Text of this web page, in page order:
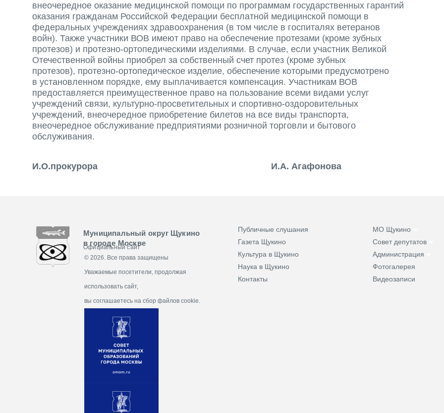
внеочередное оказание медицинской помощи по программам государственных гарантий
оказания гражданам Российской Федерации бесплатной медицинской помощи в
федеральных учреждениях здравоохранения (в том числе в госпиталях ветеранов
войн). Также участники ВОВ имеют право на обеспечение протезами (кроме зубных
протезов) и протезно-ортопедическими изделиями. В случае, если участник Великой
Отечественной войны приобрел за собственный счет протез (кроме зубных
протезов), протезно-ортопедическое изделие, обеспечение которыми предусмотрено
в установленном порядке, ему выплачивается компенсация. Участникам ВОВ
предоставляется преимущественное право на пользование всеми видами услуг
учреждений связи, культурно-просветительных и спортивно-оздоровительных
учреждений, внеочередное приобретение билетов на все виды транспорта,
внеочередное обслуживание предприятиями розничной торговли и бытового
обслуживания.
И.О.прокурора И.А. Агафонова
Муниципальный округ Щукино
в городе Москве
Официальный сайт
© 2026. Все права защищены
Уважаемые посетители, продолжая
использовать сайт,
вы соглашаетесь на сбор файлов cookie.
Публичные слушания
Газета Щукино
Культура в Щукино
Наука в Щукино
Контакты
МО Щукино
Совет депутатов
Администрация
Фотогалерея
Видеозаписи